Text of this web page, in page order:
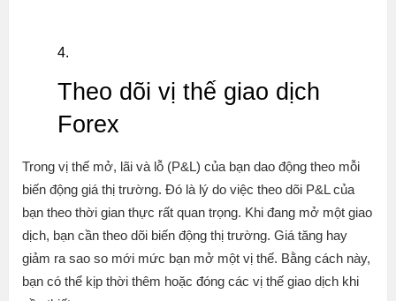
Theo dõi vị thế giao dịch
Forex
Trong vị thế mở, lãi và lỗ (P&L) của bạn dao động theo mỗi
biến động giá thị trường. Đó là lý do việc theo dõi P&L của
bạn theo thời gian thực rất quan trọng. Khi đang mở một giao
dịch, bạn cần theo dõi biến động thị trường. Giá tăng hay
giảm ra sao so mới mức bạn mở một vị thế. Bằng cách này,
bạn có thể kịp thời thêm hoặc đóng các vị thế giao dịch khi